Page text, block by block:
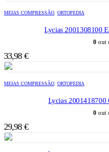
MEIAS COMPRESSÃO ORTOPEDIA
Lycias 2001308100
0 out
33,98 €
MEIAS COMPRESSÃO ORTOPEDIA
Lycias 2001418700
0 out
29,98 €